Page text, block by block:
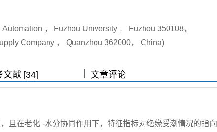
， Fuzhou University ， Fuzhou 350108，
Company ， Quanzhou 362000， China)
文献 [34] |||| 文章评论
且在老化 -水分协同作用下，特征指标对绝缘受潮情况的指向